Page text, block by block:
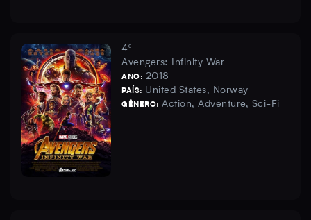
4º
Avengers: Infinity War
ANO: 2018
PAÍS: United States, Norway
GÊNERO: Action, Adventure, Sci-Fi